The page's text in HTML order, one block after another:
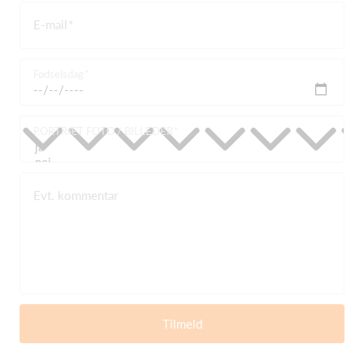
E-mail
PORTRÆT FOTO / BILLEDER
Evt. kommentar
Tilmeld